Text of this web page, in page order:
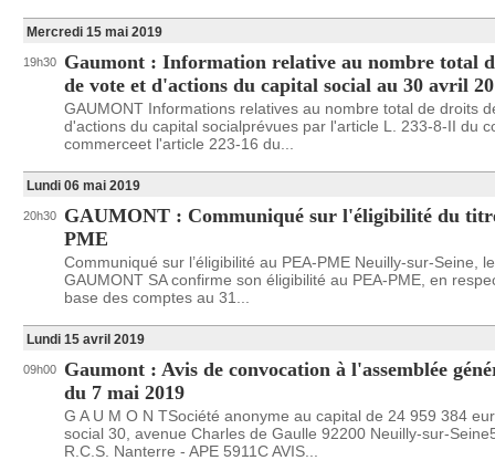
Mercredi 15 mai 2019
19h30
Gaumont : Information relative au nombre total
de vote et d'actions du capital social au 30 avril
GAUMONT Informations relatives au nombre total de droits
d'actions du capital socialprévues par l'article L. 233-8-II du
commerceet l'article 223-16 du...
Lundi 06 mai 2019
20h30
GAUMONT : Communiqué sur l'éligibilité du
PME
Communiqué sur l’éligibilité au PEA-PME Neuilly-sur-Seine,
GAUMONT SA confirme son éligibilité au PEA-PME, en
base des comptes au 31...
Lundi 15 avril 2019
09h00
Gaumont : Avis de convocation à l'assemblée
du 7 mai 2019
G A U M O N TSociété anonyme au capital de 24 959 384
social 30, avenue Charles de Gaulle 92200 Neuilly-sur-
R.C.S. Nanterre - APE 5911C AVIS...